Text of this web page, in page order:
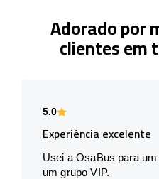
Adorado por
clientes em
5.0
Experiência excelente
Usei a OsaBus para
um grupo VIP.